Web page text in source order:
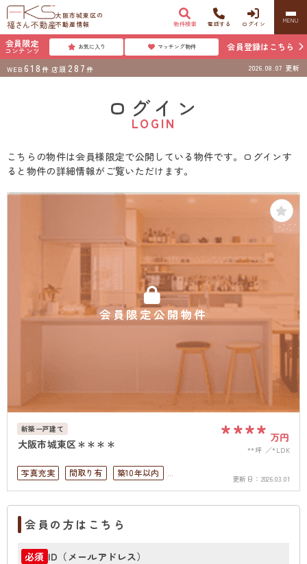
大阪市城東区の
不動産情報
物件検索 電話する ログイン MENU
会員限定
コンテンツ お気に入り マッチング物件 会員登録はこちら
WEB 618 件 店頭 287 件 2026.08.07 更新
ログイン
LOGIN
こちらの物件は会員様限定で公開している物件です。ログインす
ると物件の詳細情報がご覧いただけます。
会員限定公開物件
新築一戸建て
大阪市城東区＊＊＊＊ **** 万円
**坪 *LDK
写真充実 間取り有
築10年以内
駅徒歩10分以内
ペット可
駐車場１台無料
上下水道完備
更新日： 2026.03.01
会員の方はこちら
必須 ID（メールアドレス）